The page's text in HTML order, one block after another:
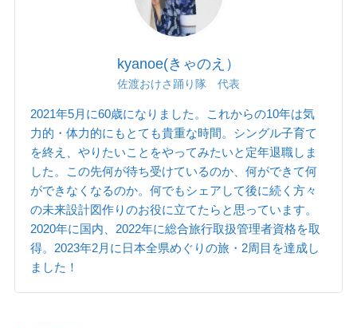
kyanoe(きゃのえ）
佐渡おけさ踊り隊 代表
2021年5月に60歳になりました。これからの10年は気
力的・体力的にもとても貴重な時間。シングル子育て
を終え、やりたいことをやってみたいと定年退職しま
した。この先何が待ち受けているのか、何ができて何
ができなくなるのか。何でもシェアして後に続く方々
の未来設計図作りのお役に立てたらと思っています。
2020年に国内、2022年に総合旅行取扱管理者資格を取
得。2023年2月に日本全県めぐりの旅・2周目を達成し
ました！